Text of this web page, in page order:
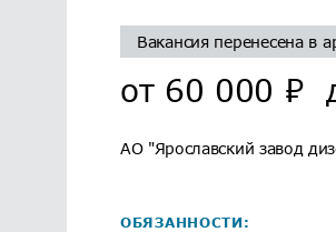
Вакансия перенесена в
от 60 000 ₽
АО "Ярославский завод
ОБЯЗАННОСТИ: